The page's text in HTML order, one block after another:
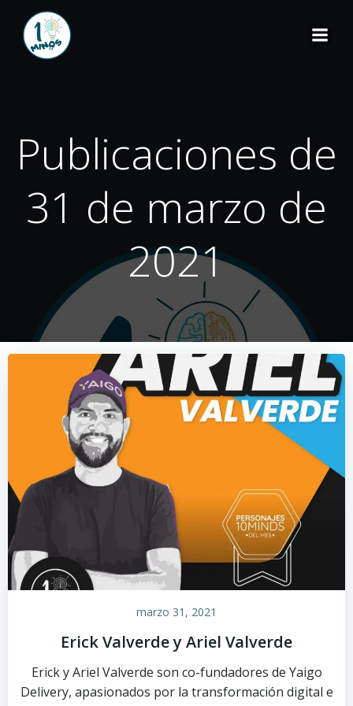
Publicaciones de
31 de marzo de
2021
marzo 31, 2021
Erick Valverde y Ariel Valverde
Erick y Ariel Valverde son co-fundadores de Yaigo
Delivery, apasionados por la transformación digital e